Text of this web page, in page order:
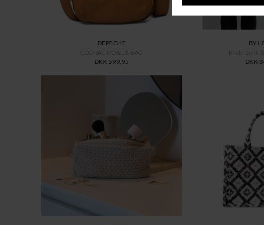
DEPECHE
COGNAC MOBILE BAG
DKK 599,95
BY
Khaki Strik
DKK